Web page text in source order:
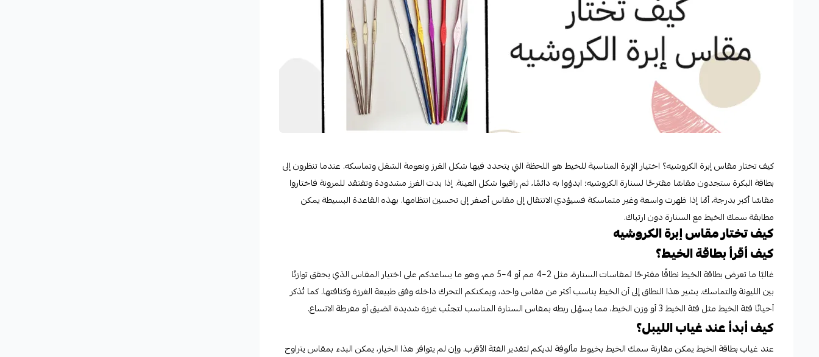
كيف تختار مقاس إبرة الكروشيه؟ اختيار الإبرة المناسبة للخيط هو اللحظة التي يتحدد فيها شكل الغرز ونعومة الشغل وتماسكه. عندما تنظرون إلى
بطاقة البكرة ستجدون مقاسًا مقترحًا لسنارة الكروشيه؛ ابدؤوا به دائمًا، ثم راقبوا شكل العينة. إذا بدت الغرز مشدودة وتفتقد للمرونة فاختاروا
مقاسًا أكبر بدرجة، أمّا إذا ظهرت واسعة وغير متماسكة فسيؤدي الانتقال إلى مقاس أصغر إلى تحسين انتظامها. بهذه القاعدة البسيطة يمكن
مطابقة سمك الخيط مع السنارة دون ارتباك.
كيف تختار مقاس إبرة الكروشيه
كيف أقرأ بطاقة الخيط؟
غالبًا ما تعرض بطاقة الخيط نطاقًا مقترحًا لمقاسات السنارة، مثل 2–4 مم أو 4–5 مم، وهو ما يساعدكم على اختيار المقاس الذي يحقق توازنًا
بين الليونة والتماسك. يشير هذا النطاق إلى أن الخيط يناسب أكثر من مقاس واحد، ويمكنكم التحرك داخله وفق طبيعة الغرزة وكثافتها. كما تُذكر
أحيانًا فئة الخيط مثل فئة الخيط 3 أو وزن الخيط، مما يسهّل ربطه بمقاس السنارة المناسب لتجنّب غرزة شديدة الضيق أو مفرطة الاتساع.
كيف أبدأ عند غياب الليبل؟
عند غياب بطاقة الخيط يمكن مقارنة سمك الخيط بخيوط مألوفة لديكم لتقدير الفئة الأقرب. وإن لم يتوافر هذا الخيار، يمكن البدء بمقاس يتراوح